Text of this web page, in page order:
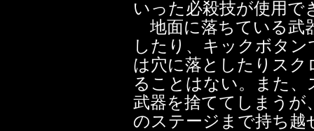
いった必殺技が使用で
地面に落ちている武
したり、キックボタ
は穴に落としたりス
ることはない。また
武器を捨ててしまうが
のステージまで持ち越